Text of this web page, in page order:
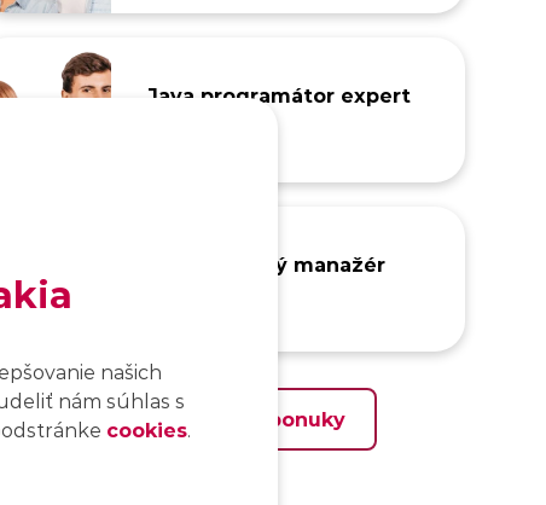
Java programátor expert
IT projektový manažér
Zobraziť všetky ponuky
našich
nám súhlas s
cookies.